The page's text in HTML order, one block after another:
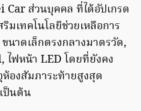
Car ส่วนบุคคล ที่ได้อัปเกรด
มเทคโนโลยีช่วยเหลือการ
นาดเล็กตรงกลางมาตรวัด,
ฟหน้า LED โดยที่ยังคง
องสัมภาระท้ายสูงสุด
ป็นต้น